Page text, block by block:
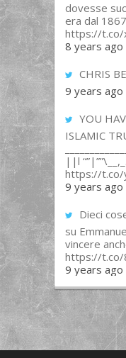
dovesse
era dal
https://t.co/
8 years ago
CHRIS
9 years ago
YOU
ISLAMIC
||l
https://t.co/
9 years ago
Dieci
su
vincere
https://t.co/
9 years ago